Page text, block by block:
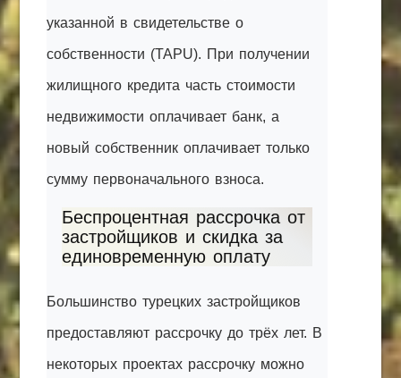
указанной в свидетельстве о
собственности (TAPU). При получении
жилищного кредита часть стоимости
недвижимости оплачивает банк, а
новый собственник оплачивает только
сумму первоначального взноса.
Беспроцентная рассрочка от
застройщиков и скидка за
единовременную оплату
Большинство турецких застройщиков
предоставляют рассрочку до трёх лет. В
некоторых проектах рассрочку можно